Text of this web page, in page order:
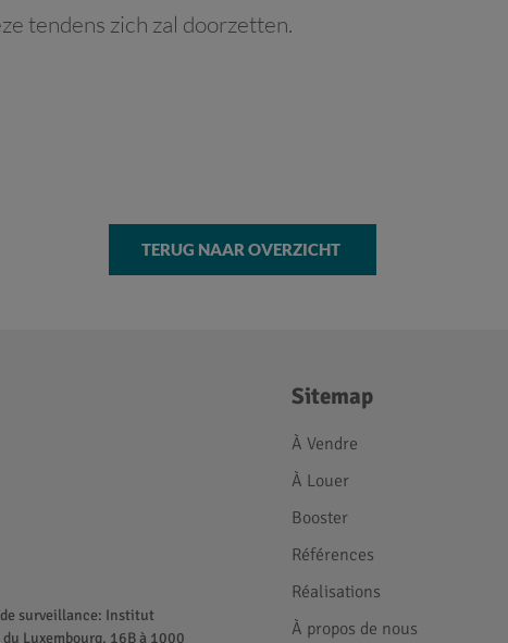
tendens zich zal doorzetten.
TERUG NAAR OVERZICHT
de surveillance: Institut
Luxembourg, 16B à 1000
Sitemap
À Vendre
À Louer
Booster
Références
Réalisations
À propos de nous